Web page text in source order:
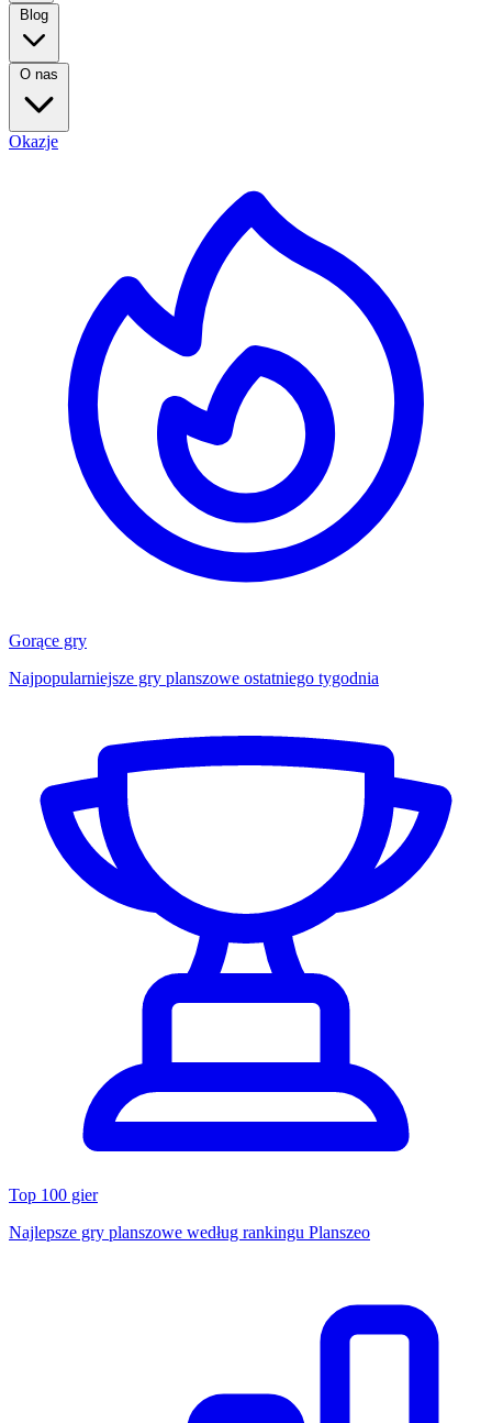
Blog
O nas
Okazje
Gorące gry
Najpopularniejsze gry planszowe ostatniego tygodnia
Top 100 gier
Najlepsze gry planszowe według rankingu Planszeo